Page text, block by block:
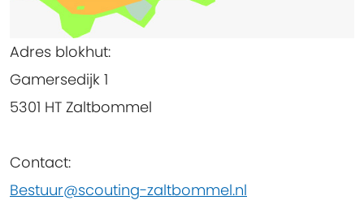
Adres blokhut:
Gamersedijk 1
5301 HT Zaltbommel
Contact:
Bestuur@scouting-zaltbommel.nl